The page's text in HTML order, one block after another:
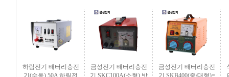
하림전기 배터리충전
기(수동) 50A 하림전
금성전기 배터리충전
기 SKC100A(소형) 밧
금성전기 배터리충전
기 SKB400(중/대형)=